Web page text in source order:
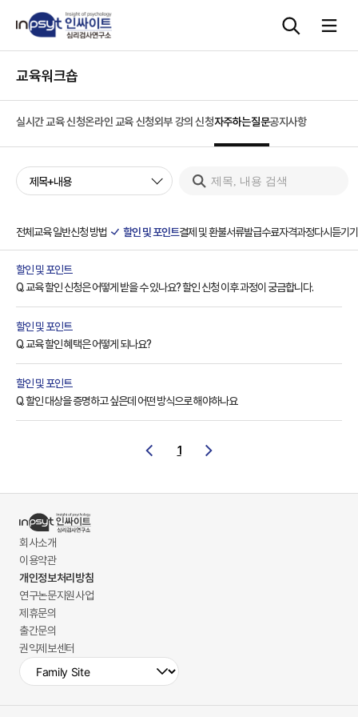
상담도구
교육 워크숍
단체검사
교육워크숍
실시간 교육 신청온라인 교육 신청외부 강의 신청자주하는질문공지사항
제목+내용
전체교육 일반신청 방법 할인 및 포인트결제 및 환불서류발급수료자격과정다시듣기
할인 및 포인트
Q. 교육 할인 신청은 어떻게 받을 수 있나요? 할인 신청 이후 과정이 궁금합니다.
할인 및 포인트
Q. 교육 할인 혜택은 어떻게 되나요?
할인 및 포인트
Q. 할인 대상을 증명하고 싶은데 어떤 방식으로 해야하나요
1
회사소개
이용약관
개인정보처리방침
연구논문지원사업
제휴문의
출간문의
권익제보센터